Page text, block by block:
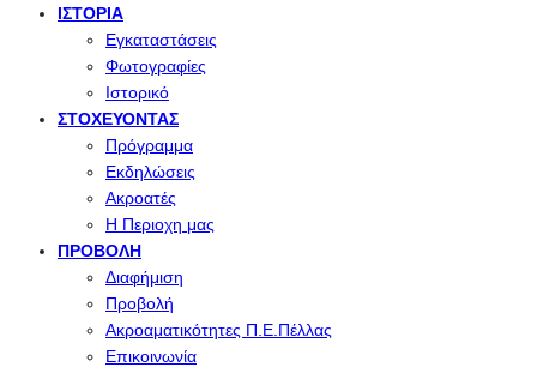
ΙΣΤΟΡΊΑ
Εγκαταστάσεις
Φωτογραφίες
Ιστορικό
ΣΤΟΧΕΎΟΝΤΑΣ
Πρόγραμμα
Εκδηλώσεις
Ακροατές
Η Περιοχη μας
ΠΡΟΒΟΛΉ
Διαφήμιση
Προβολή
Ακροαματικότητες Π.Ε.Πέλλας
Επικοινωνία